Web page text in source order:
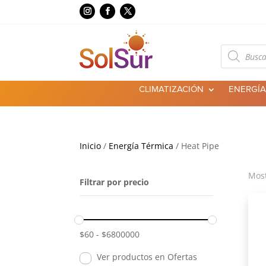
Búsqueda
de
productos
CLIMATIZACIÓN
Inicio / Energía Térmica / Heat Pipe
Filtrar por precio
$60 - $6800000
Ver productos en Ofertas